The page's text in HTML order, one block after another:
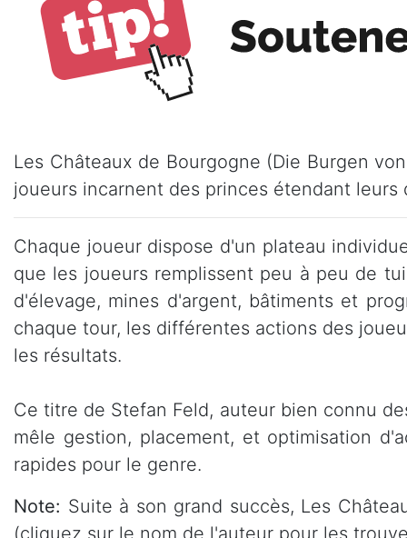
Les Châteaux de Bourgogne (Die Burgen
joueurs incarnent des princes étendant
Chaque joueur dispose d'un plateau
que les joueurs remplissent peu à peu de
d'élevage, mines d'argent, bâtiments et
chaque tour, les différentes actions des
les résultats.
Ce titre de Stefan Feld, auteur bien connu
mêle gestion, placement, et optimisation
rapides pour le genre.
Note: Suite à son grand succès, Les
(cliquez sur le nom de l'auteur pour les